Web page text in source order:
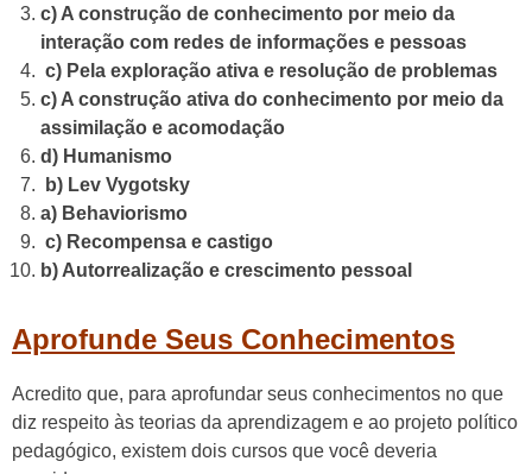
c) A construção de conhecimento por meio da
interação com redes de informações e pessoas
c) Pela exploração ativa e resolução de problemas
c) A construção ativa do conhecimento por meio da
assimilação e acomodação
d) Humanismo
b) Lev Vygotsky
a) Behaviorismo
c) Recompensa e castigo
b) Autorrealização e crescimento pessoal
Aprofunde Seus Conhecimentos
Acredito que, para aprofundar seus conhecimentos no que
diz respeito às teorias da aprendizagem e ao projeto político
pedagógico, existem dois cursos que você deveria